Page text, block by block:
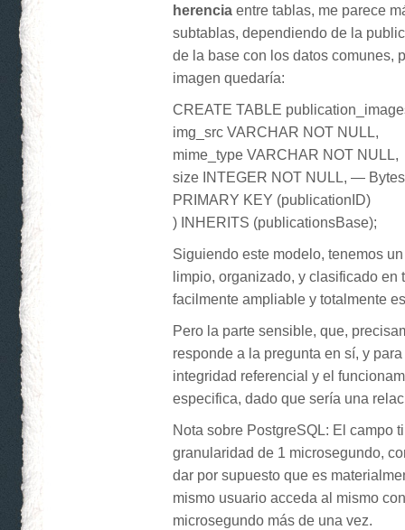
herencia entre tablas, me parece
subtablas, dependiendo de la
de la base con los datos comunes,
imagen quedaría:
CREATE TABLE
img_src VARCHAR NOT NULL,
mime_type VARCHAR NOT NULL,
size INTEGER NOT NULL, — Bytes
PRIMARY KEY (publicationID)
) INHERITS (publicationsBase);
Siguiendo este modelo, tenemos
limpio, organizado, y clasificado en
facilmente ampliable y totalmente
Pero la parte sensible, que,
responde a la pregunta en sí, y
integridad referencial y el
especifica, dado que sería una
Nota sobre PostgreSQL: El campo
granularidad de 1 microsegundo,
dar por supuesto que es
mismo usuario acceda al mismo
microsegundo más de una vez.